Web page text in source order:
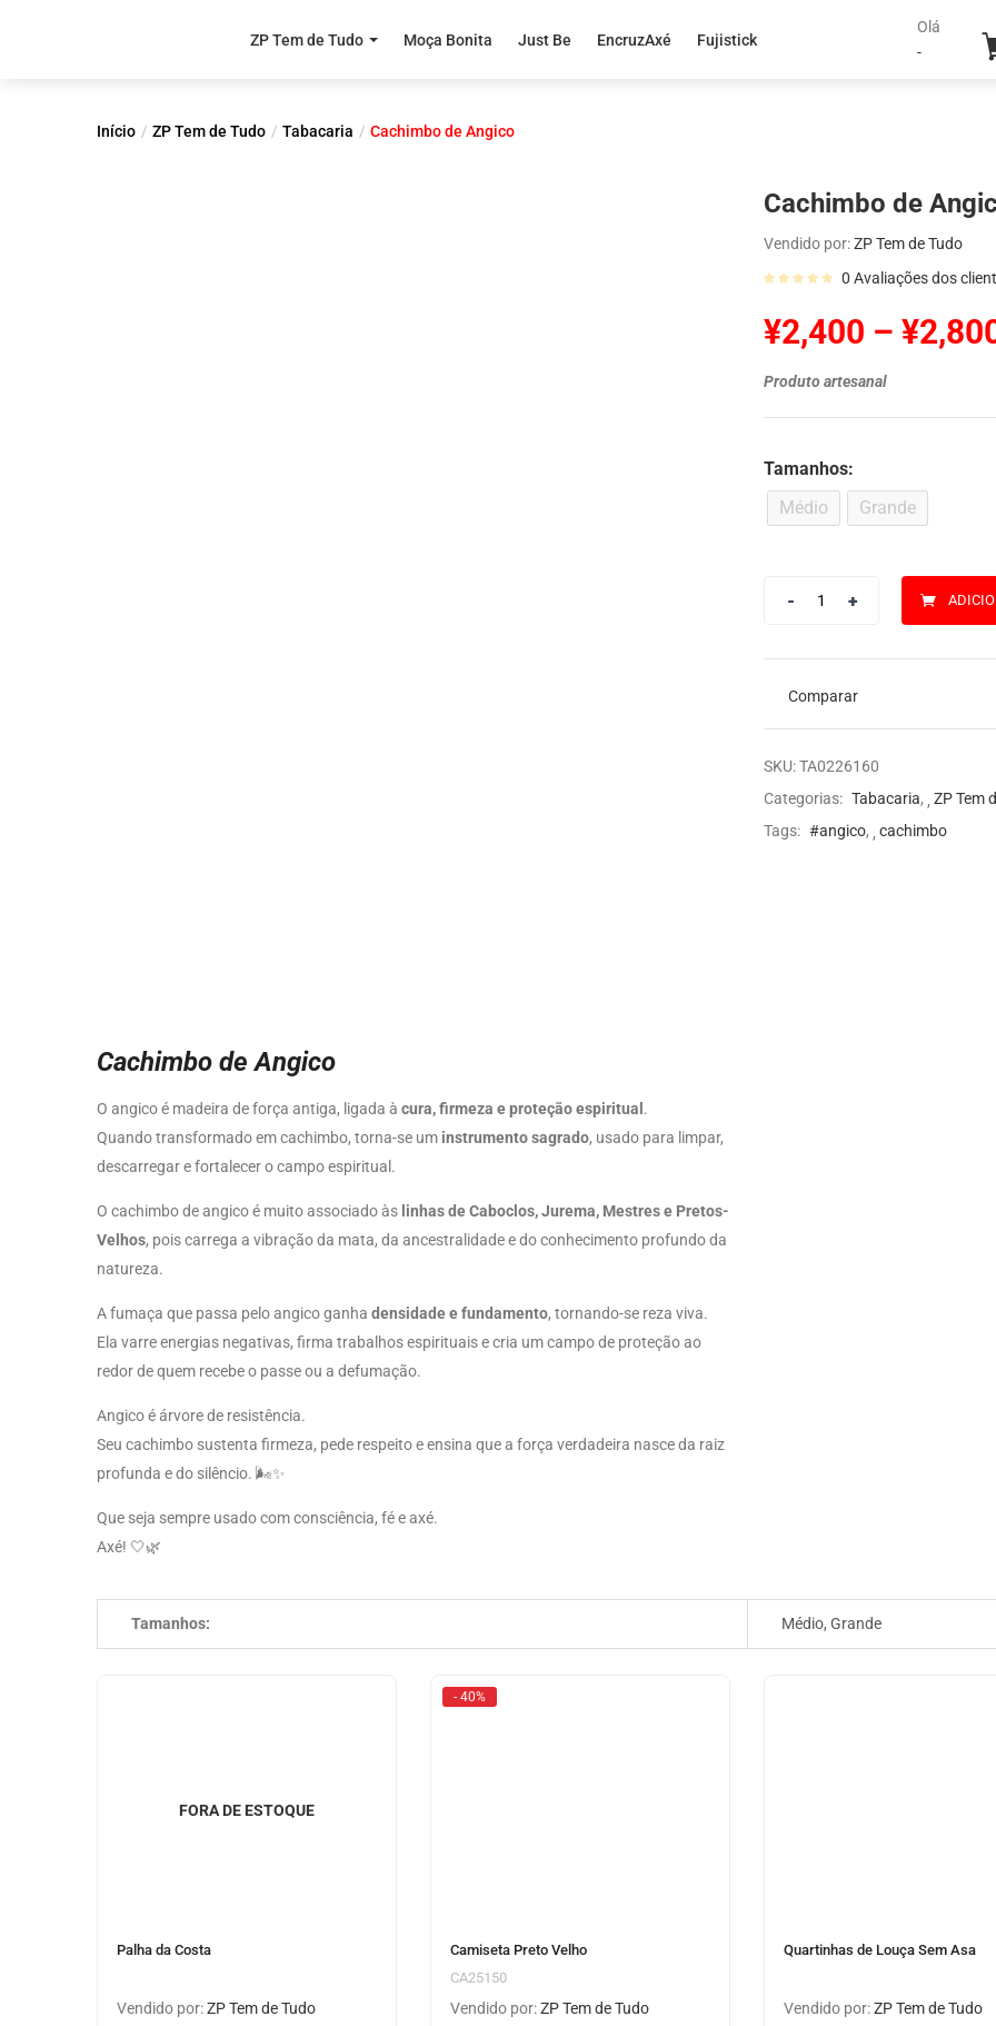
ZP Tem de Tudo Moça Bonita Just Be EncruzAxé Fujistick
Olá
-
Início ZP Tem de Tudo Tabacaria Cachimbo de Angico
Cachimbo de
Vendido por:ZP Tem de Tudo
0 Avaliações dos
¥2,400 – ¥
Produto artesanal
Tamanhos:
Médio
Grande
Comparar
SKU:TA0226160
Categorias: Tabacaria,
ZP Tem
Tags: #angico, cachimbo
Cachimbo de Angico
O angico é madeira de força antiga, ligada à cura, firmeza e proteção espiritual .
Quando transformado em cachimbo, torna-se um instrumento sagrado, usado para limpar,
descarregar e fortalecer o campo espiritual.
O cachimbo de angico é muito associado às linhas de Caboclos, Jurema, Mestres e Pretos-
Velhos, pois carrega a vibração da mata, da ancestralidade e do conhecimento profundo da
natureza.
A fumaça que passa pelo angico ganha densidade e fundamento, tornando-se reza viva.
Ela varre energias negativas, firma trabalhos espirituais e cria um campo de proteção ao
redor de quem recebe o passe ou a defumação.
Angico é árvore de resistência.
Seu cachimbo sustenta firmeza, pede respeito e ensina que a força verdadeira nasce da raiz
profunda e do silêncio. 🌬️✨
Que seja sempre usado com consciência, fé e axé.
Axé! 🤍🌿
Tamanhos: Médio, Grande
FORA DE ESTOQUE
Palha da Costa
Vendido por:ZP Tem de Tudo
- 40%
Camiseta Preto Velho
CA25150
Vendido por:ZP Tem de Tudo
Quartinhas de Louça Sem Asa
Vendido por:ZP Tem de Tudo